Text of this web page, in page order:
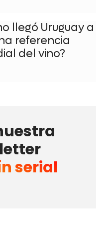
llegó Uruguay a
referencia
del vino?
serial